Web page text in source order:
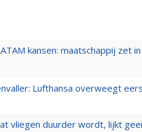
kansen: maatschappij zet
Lufthansa overweegt
vliegen duurder wordt, lijkt